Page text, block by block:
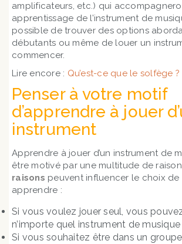
amplificateurs, etc.) qui
apprentissage de l’instrument de
possible de trouver des options
débutants ou même de louer un
commencer.
Lire encore : Qu’est-ce que le solfège ?
Penser à votre motif
d’apprendre à jouer
instrument
Apprendre à jouer d’un instrument de
être motivé par une multitude de
raisons peuvent influencer le choix de
apprendre :
Si vous voulez jouer seul, vous
n’importe quel instrument de musique
Si vous souhaitez être dans un